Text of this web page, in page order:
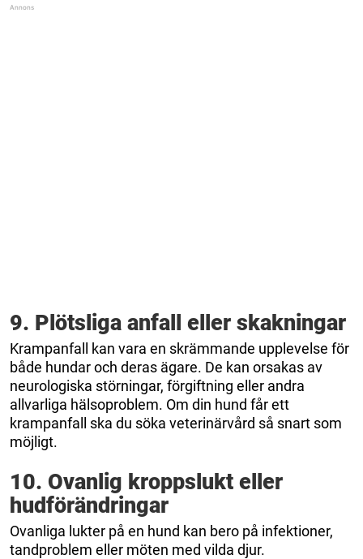
9. Plötsliga anfall eller skakningar
Krampanfall kan vara en skrämmande upplevelse för
både hundar och deras ägare. De kan orsakas av
neurologiska störningar, förgiftning eller andra
allvarliga hälsoproblem. Om din hund får ett
krampanfall ska du söka veterinärvård så snart som
möjligt.
10. Ovanlig kroppslukt eller
hudförändringar
Ovanliga lukter på en hund kan bero på infektioner,
tandproblem eller möten med vilda djur.